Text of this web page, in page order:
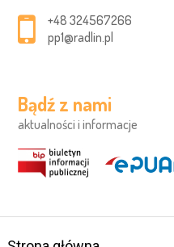
+48 324567266
pp1@radlin.pl
Bądź z nami
aktualności i informacje